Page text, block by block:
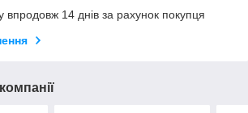
впродовж 14 днів за рахунок покупця